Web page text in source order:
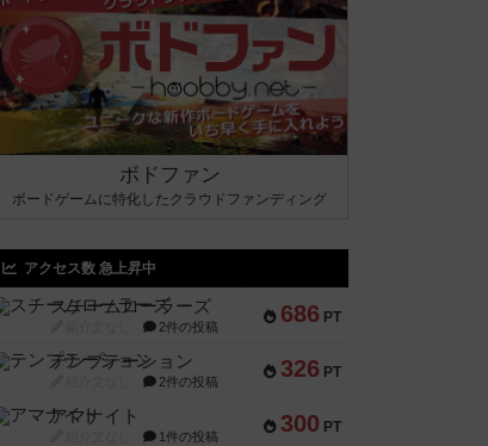
ボドファン
ボードゲームに特化したクラウドファンディング
アクセス数 急上昇中
686 PT
スチームローラーズ
2件の投稿
326 PT
テンプテーション
2件の投稿
300 PT
アマナイト
1件の投稿